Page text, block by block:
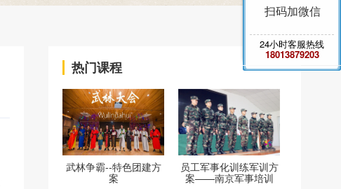
热门课程
武林争霸--特色团建方
案
员工军事化训练军训方
案——南京军事培训
扫码加微信
24小时客服热线
18013879203